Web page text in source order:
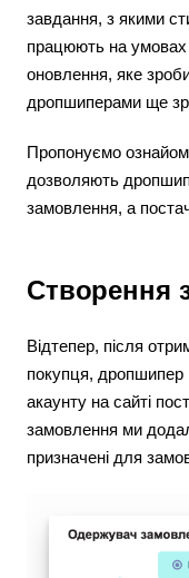
завдання, з якими
працюють на умовах
оновлення, яке
дропшиперами ще
Пропонуємо
дозволяють
замовлення, а
Створення
Відтепер, після
покупця, дропшипер
акаунту на сайті
замовлення ми
призначені для